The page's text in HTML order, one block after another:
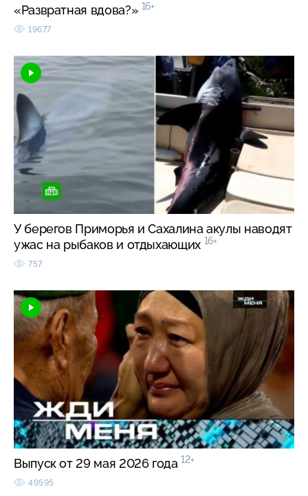
«Развратная вдова?» 16+
19677
У берегов Приморья и Сахалина акулы наводят
ужас на рыбаков и отдыхающих 16+
757
Выпуск от 29 мая 2026 года 12+
49595